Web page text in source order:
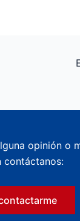
opinión o
contáctanos: